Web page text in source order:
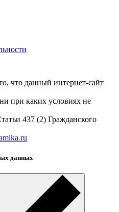
что данный интернет-сайт
при каких условиях не
437 (2) Гражданского
данных